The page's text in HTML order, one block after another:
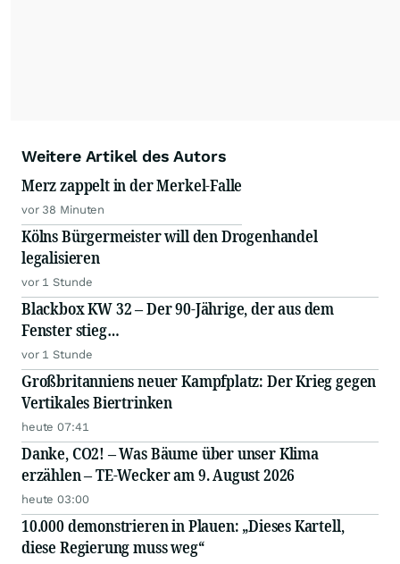
Weitere Artikel des Autors
Merz zappelt in der Merkel-Falle
vor 38 Minuten
Kölns Bürgermeister will den Drogenhandel
legalisieren
vor 1 Stunde
Blackbox KW 32 – Der 90-Jährige, der aus dem
Fenster stieg…
vor 1 Stunde
Großbritanniens neuer Kampfplatz: Der Krieg gegen
Vertikales Biertrinken
heute 07:41
Danke, CO2! – Was Bäume über unser Klima
erzählen – TE-Wecker am 9. August 2026
heute 03:00
10.000 demonstrieren in Plauen: „Dieses Kartell,
diese Regierung muss weg“